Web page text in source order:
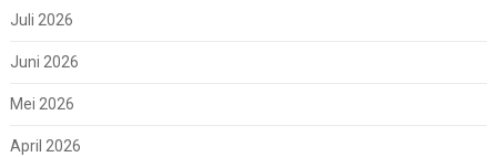
Juli 2026
Juni 2026
Mei 2026
April 2026